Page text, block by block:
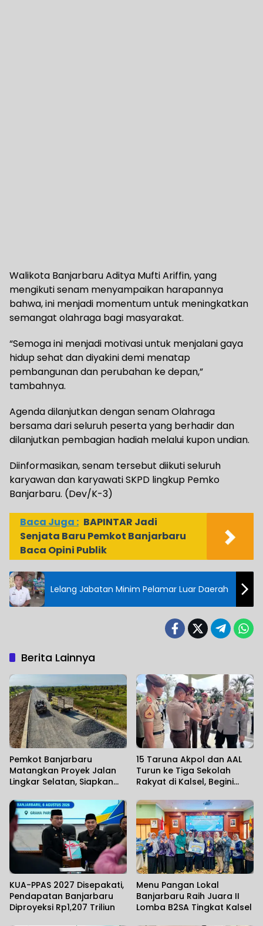
Walikota Banjarbaru Aditya Mufti Ariffin, yang
mengikuti senam menyampaikan harapannya
bahwa, ini menjadi momentum untuk meningkatkan
semangat olahraga bagi masyarakat.
“Semoga ini menjadi motivasi untuk menjalani gaya
hidup sehat dan diyakini demi menatap
pembangunan dan perubahan ke depan,”
tambahnya.
Agenda dilanjutkan dengan senam Olahraga
bersama dari seluruh peserta yang berhadir dan
dilanjutkan pembagian hadiah melalui kupon undian.
Diinformasikan, senam tersebut diikuti seluruh
karyawan dan karyawati SKPD lingkup Pemko
Banjarbaru. (Dev/K-3)
Baca Juga : BAPINTAR Jadi
Senjata Baru Pemkot Banjarbaru
Baca Opini Publik
Lelang Jabatan Minim Pelamar Luar Daerah
Berita Lainnya
Pemkot Banjarbaru
Matangkan Proyek Jalan
Lingkar Selatan, Siapkan
15 Taruna Akpol dan AAL
Turun ke Tiga Sekolah
Rakyat di Kalsel, Begini
KUA-PPAS 2027 Disepakati,
Pendapatan Banjarbaru
Diproyeksi Rp1,207 Triliun
Menu Pangan Lokal
Banjarbaru Raih Juara II
Lomba B2SA Tingkat Kalsel